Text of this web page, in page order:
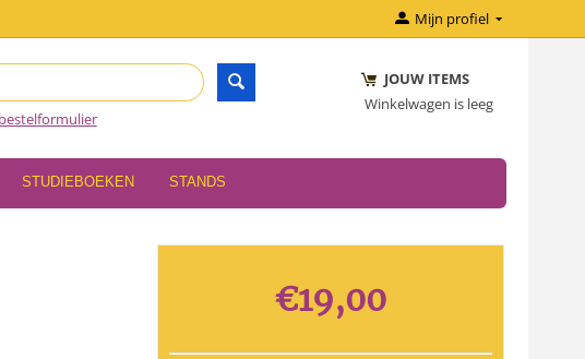
Mijn profiel
bestelformulier
JOUW ITEMS
Winkelwagen is leeg
STUDIEBOEKEN STANDS
€19,00